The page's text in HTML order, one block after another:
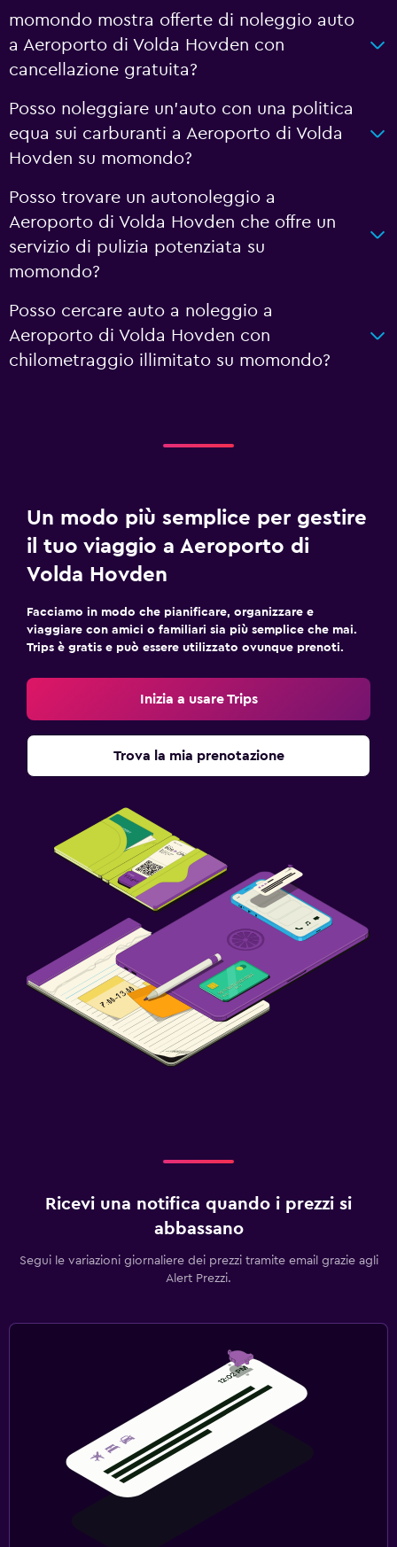
momondo mostra offerte di noleggio auto
a Aeroporto di Volda Hovden con
cancellazione gratuita?
Posso noleggiare un'auto con una politica
equa sui carburanti a Aeroporto di Volda
Hovden su momondo?
Posso trovare un autonoleggio a
Aeroporto di Volda Hovden che offre un
servizio di pulizia potenziata su
momondo?
Posso cercare auto a noleggio a
Aeroporto di Volda Hovden con
chilometraggio illimitato su momondo?
Un modo più semplice per gestire
il tuo viaggio a Aeroporto di
Volda Hovden
Facciamo in modo che pianificare, organizzare e
viaggiare con amici o familiari sia più semplice che mai.
Trips è gratis e può essere utilizzato ovunque prenoti.
Inizia a usare Trips
Trova la mia prenotazione
Ricevi una notifica quando i prezzi si
abbassano
Segui le variazioni giornaliere dei prezzi tramite email grazie agli
Alert Prezzi.